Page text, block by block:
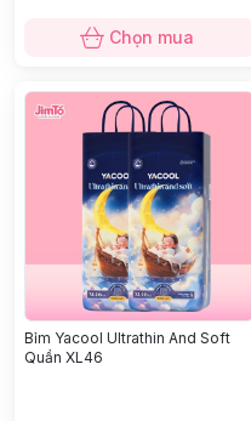
Chọn mua
Bỉm Yacool Ultrathin And Soft
Quần XL46